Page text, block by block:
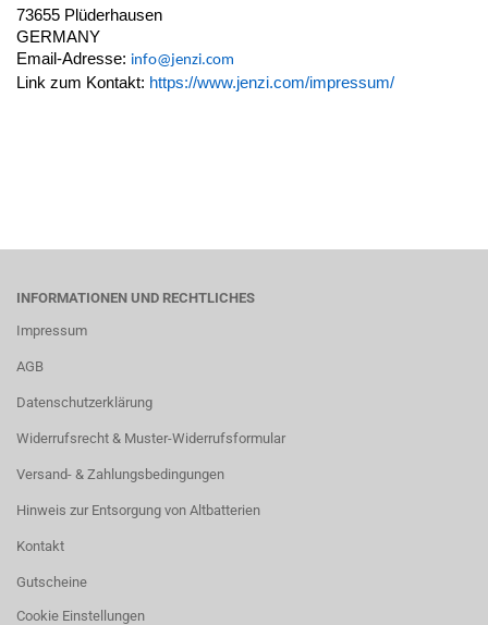
73655 Plüderhausen
GERMANY
Email-Adresse: info@jenzi.com
Link zum Kontakt: https://www.jenzi.com/impressum/
INFORMATIONEN UND RECHTLICHES
Impressum
AGB
Datenschutzerklärung
Widerrufsrecht & Muster-Widerrufsformular
Versand- & Zahlungsbedingungen
Hinweis zur Entsorgung von Altbatterien
Kontakt
Gutscheine
Cookie Einstellungen